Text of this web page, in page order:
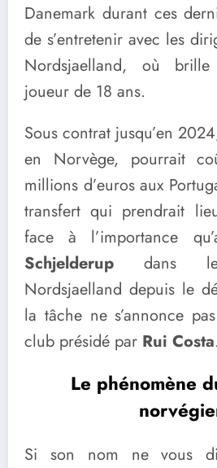
Danemark durant ces
de s’entretenir avec les
Nordsjaelland, où
joueur de 18 ans.
Sous contrat jusqu’en
en Norvège, pourrait
millions d’euros aux
transfert qui prendrait
face à l’importance
Schjelderup dans
Nordsjaelland depuis le
la tâche ne s’annonce
club présidé par Rui Costa.
Le phénomène
Si son nom ne vous